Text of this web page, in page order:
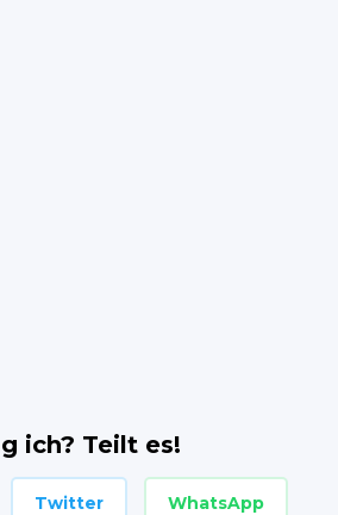
ich? Teilt es!
Twitter WhatsApp